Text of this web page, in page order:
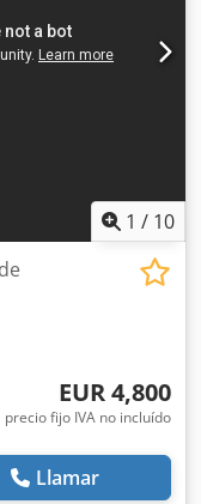
1 / 10
EUR 4,800
precio fijo IVA no incluído
Llamar